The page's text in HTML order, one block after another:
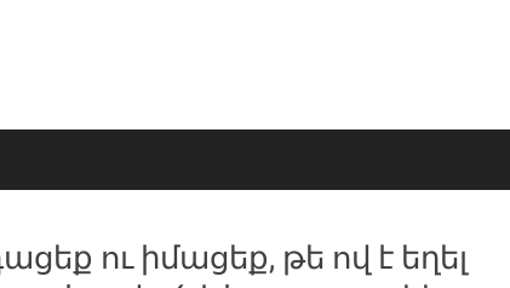
ու իմացեք, թե ով է եղել